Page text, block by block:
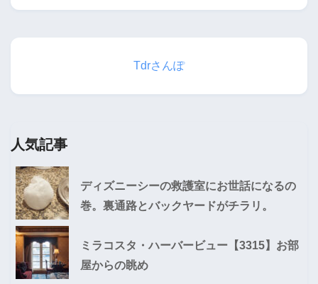
Tdrさんぽ
人気記事
ディズニーシーの救護室にお世話になるの
巻。裏通路とバックヤードがチラリ。
ミラコスタ・ハーバービュー【3315】お部
屋からの眺め